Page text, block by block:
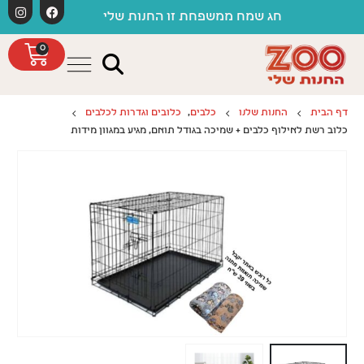
חג שמח ממשפחת זו החנות שלי
0
דף הבית החנות שלנו כלבים,
כלובים וגדרות לכלבים
כלוב רשת לאילוף כלבים + שמיכה בגודל תואם, מגיע במגוון מידות